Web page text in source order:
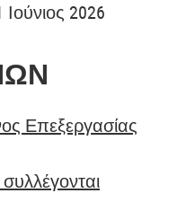
2026
Επεξεργασίας